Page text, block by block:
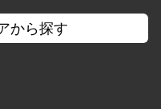
から探す